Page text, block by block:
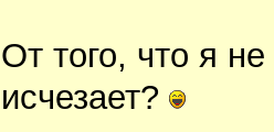
От того, что я
исчезает?